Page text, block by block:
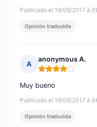
Publicado el 19/06/2017 à
Opinión traducida
A
anonymous A.
Nota: 4 de 5
Publicado el 19/06/2017 à
Muy bueno
Opinión traducida